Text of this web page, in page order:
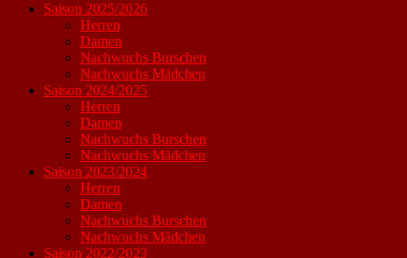
Saison 2025/2026
Herren
Damen
Nachwuchs Burschen
Nachwuchs Mädchen
Saison 2024/2025
Herren
Damen
Nachwuchs Burschen
Nachwuchs Mädchen
Saison 2023/2024
Herren
Damen
Nachwuchs Burschen
Nachwuchs Mädchen
Saison 2022/2023